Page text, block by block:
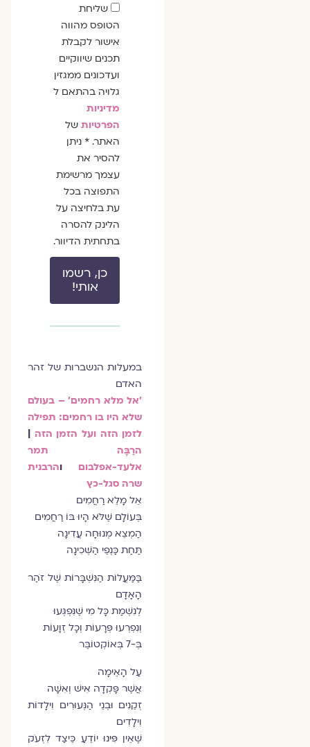
שדה
הסכמה
שליחת
הטופס מהווה
אישור לקבלת
תכנים שיווקיים
ועדכונים ממגזין
גלויה בהתאם ל
מדיניות
הפרטיותשל
האתר. * ניתן
להסיר את
עצמך מרשימת
התפוצה בכל
עת בלחיצה על
הלינק להסרה
בתחתית הדיוור.
כן, רשמו
אותי!
במעלות הנשברות של זהר
האדם
׳אל מלא רחמים׳ – בעולם
שלא היו בו רחמים: תפילה
לזמן הזה ועל הזמן הזה|
הרַבָּה תמר
אלעד-אפלבוםו
הרבנית
שרה סגל-כץ
אֵל מָלֵא רַחֲמִים
בְּעוֹלָם שֶׁלֹּא הָיוּ בּוֹ רַחֲמִים
הַמְצֵא מְנוּחָה עֲדִינָה
תַּחַת כַּנְפֵי הַשְּׁכִינָה
בַּמַּעֲלוֹת הַנִּשְׁבָּרוֹת שֶׁל זֹהַר
הָאָדָם
לְנִשְׁמַת כָּל מִי שֶׁנִּפְגְּעוּ
וְנִפְרְעוּ פְּרָעוֹת וְכָל זְוָעוֹת
בְּ-7 בְּאוֹקְטוֹבֶּר
עַל הָאֵימָה
אֲשֶׁר פָּקְדָה אִישׁ וְאִשָּׁה
זְקֵנִים וּבְנֵי הַנְּעוּרִים וִילָדוֹת
וִילָדִים
שֶׁאֵין פִּינוּ יוֹדֵעַ כֵּיצַד לִזְעֹק